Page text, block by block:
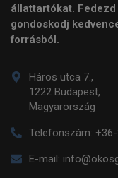
állattartókat.
gondoskodj
forrásból.
Háros utca 7.,
1222 Budapest,
Magyarország
Telefonszám:
E-mail: